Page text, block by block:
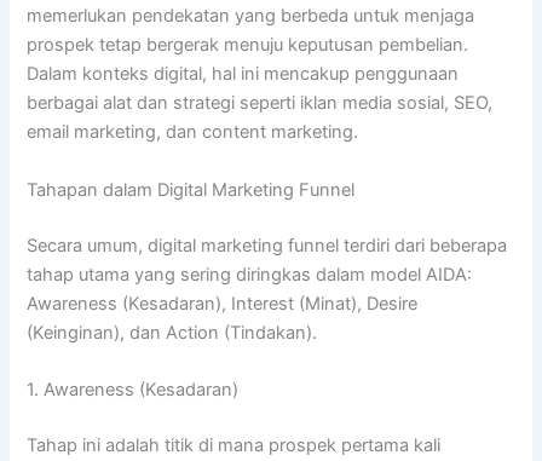
memerlukan pendekatan yang berbeda untuk menjaga
prospek tetap bergerak menuju keputusan pembelian.
Dalam konteks digital, hal ini mencakup penggunaan
berbagai alat dan strategi seperti iklan media sosial, SEO,
email marketing, dan content marketing.
Tahapan dalam Digital Marketing Funnel
Secara umum, digital marketing funnel terdiri dari beberapa
tahap utama yang sering diringkas dalam model AIDA:
Awareness (Kesadaran), Interest (Minat), Desire
(Keinginan), dan Action (Tindakan).
1. Awareness (Kesadaran)
Tahap ini adalah titik di mana prospek pertama kali